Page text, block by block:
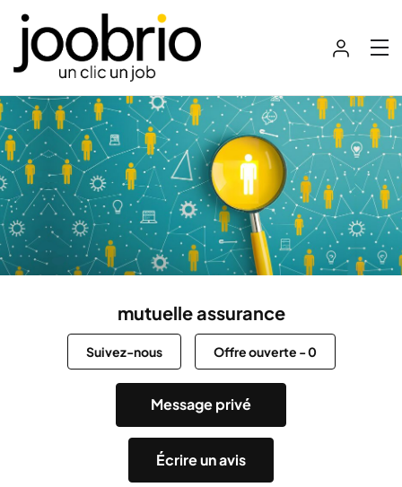
mutuelle assurance
Suivez-nous Offre ouverte -0
Message privé
Écrire un avis